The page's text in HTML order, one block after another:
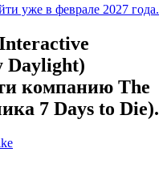
уже в феврале 2027 года.
Daylight)
компанию The
7 Days to Die).